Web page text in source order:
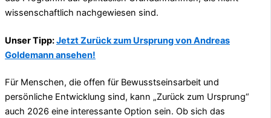
wissenschaftlich nachgewiesen sind.
Unser Tipp:Jetzt Zurück zum Ursprung von Andreas
Goldemann ansehen!
Für Menschen, die offen für Bewusstseinsarbeit und
persönliche Entwicklung sind, kann „Zurück zum Ursprung“
auch 2026 eine interessante Option sein. Ob sich das